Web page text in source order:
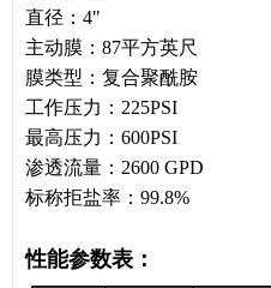
直径：4"
主动膜：87平方英尺
膜类型：复合聚酰胺
工作压力：225PSI
最高压力：600PSI
渗透流量：2600 GPD
标称拒盐率：99.8%
性能参数表：